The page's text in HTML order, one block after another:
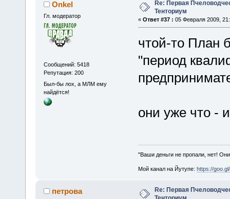
Onkel
Гл. модератор
Сообщений: 5418
Репутация: 200
Был-бы лох, а МЛМ ему
найдётся!
Re: Первая
Тенториум
« Ответ #37 : 05 Февраля 2009,
чтой-то План
"период
они уже что -
"Ваши деньги не пропали, нет!
Мой канал на Йутупе: https://
петрова
Re: Первая